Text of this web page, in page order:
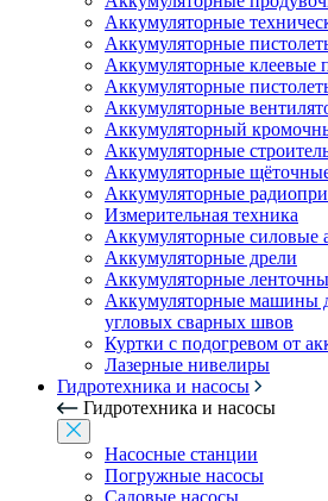
Аккумуляторные
Аккумуляторные
Аккумуляторные клеевые
Аккумуляторные
Аккумуляторные
Аккумуляторный
Аккумуляторные
Аккумуляторные
Аккумуляторные
Измерительная техника
Аккумуляторные силовые
Аккумуляторные дрели
Аккумуляторные
Аккумуляторные машины
угловых сварных швов
Куртки с подогревом от
Лазерные нивелиры
Гидротехника и насосы
Гидротехника и насосы
Насосные станции
Погружные насосы
Садовые насосы